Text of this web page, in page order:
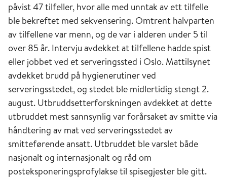
påvist 47 tilfeller, hvor alle med unntak av ett tilfelle
ble bekreftet med sekvensering. Omtrent halvparten
av tilfellene var menn, og de var i alderen under 5 til
over 85 år. Intervju avdekket at tilfellene hadde spist
eller jobbet ved et serveringssted i Oslo. Mattilsynet
avdekket brudd på hygienerutiner ved
serveringsstedet, og stedet ble midlertidig stengt 2.
august. Utbruddsetterforskningen avdekket at dette
utbruddet mest sannsynlig var forårsaket av smitte via
håndtering av mat ved serveringsstedet av
smitteførende ansatt. Utbruddet ble varslet både
nasjonalt og internasjonalt og råd om
posteksponeringsprofylakse til spisegjester ble gitt.